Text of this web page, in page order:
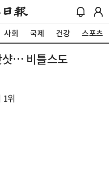
사회 국제 건강 스포츠
샷… 비틀스도
위